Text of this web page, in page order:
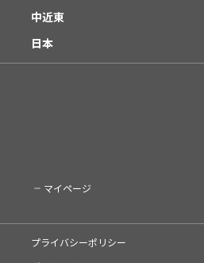
中近東
日本
マイページ
プライバシーポリシー